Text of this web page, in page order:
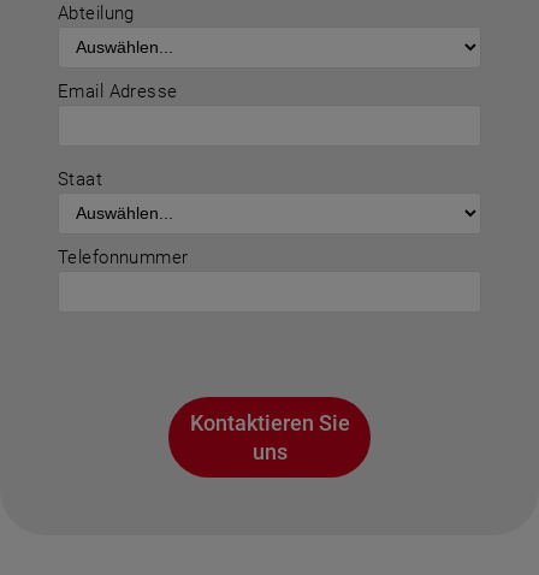
Abteilung
Email Adresse
Staat
Telefonnummer
Kontaktieren Sie
uns